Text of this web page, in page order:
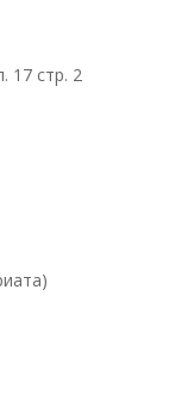
17 стр. 2